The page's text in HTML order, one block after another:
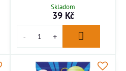
Skladom
39 Kč